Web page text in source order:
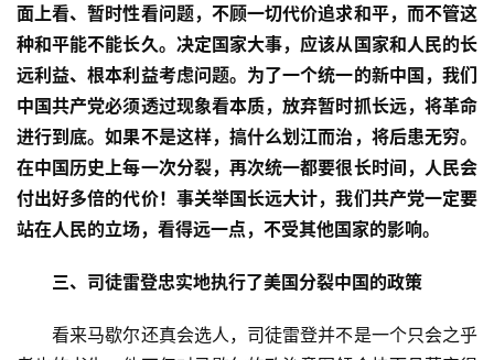
首
页
文
章
分
面上看、暂时性看问题，不顾一切代价追求和平，而不管这
种和平能不能长久。决定国家大事，应该从国家和人民的长
远利益、根本利益考虑问题。为了一个统一的新中国，我们
中国共产党必须透过现象看本质，放弃暂时抓长远，将革命
进行到底。如果不是这样，搞什么划江而治，将后患无穷。
在中国历史上每一次分裂，再次统一都要很长时间，人民会
付出好多倍的代价！事关举国长远大计，我们共产党一定要
站在人民的立场，看得远一点，不受其他国家的影响。
三、司徒雷登忠实地执行了美国分裂中国的政策
看来马歇尔还真会选人，司徒雷登并不是一个只会之乎